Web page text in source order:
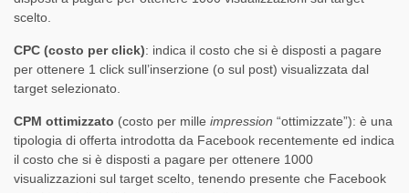
scelto.
CPC (costo per click): indica il costo che si è disposti a pagare
per ottenere 1 click sull’inserzione (o sul post) visualizzata dal
target selezionato.
CPM ottimizzato (costo per mille impression “ottimizzate”): è una
tipologia di offerta introdotta da Facebook recentemente ed indica
il costo che si è disposti a pagare per ottenere 1000
visualizzazioni sul target scelto, tenendo presente che Facebook